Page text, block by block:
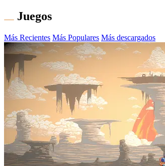
Juegos
Más Recientes Más Populares Más descargados